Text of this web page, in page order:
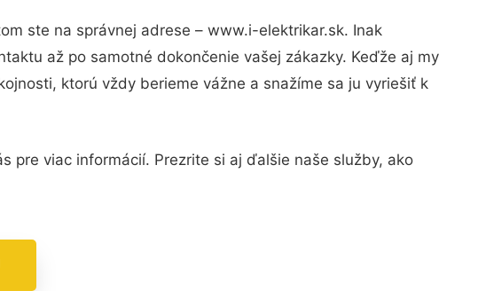
ste na správnej adrese – www.i-elektrikar.sk. Inak
až po samotné dokončenie vašej zákazky. Keďže aj my
ktorú vždy berieme vážne a snažíme sa ju vyriešiť k
pre viac informácií. Prezrite si aj ďalšie naše služby, ako